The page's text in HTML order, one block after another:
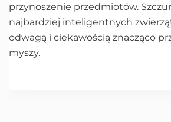
przynoszenie przedmiotów.
najbardziej inteligentnych
odwagą i ciekawością znacząco
myszy.